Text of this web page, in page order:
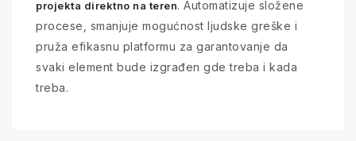
projekta direktno na teren. Automatizuje složene
procese, smanjuje mogućnost ljudske greške i
pruža efikasnu platformu za garantovanje da
svaki element bude izgrađen gde treba i kada
treba.